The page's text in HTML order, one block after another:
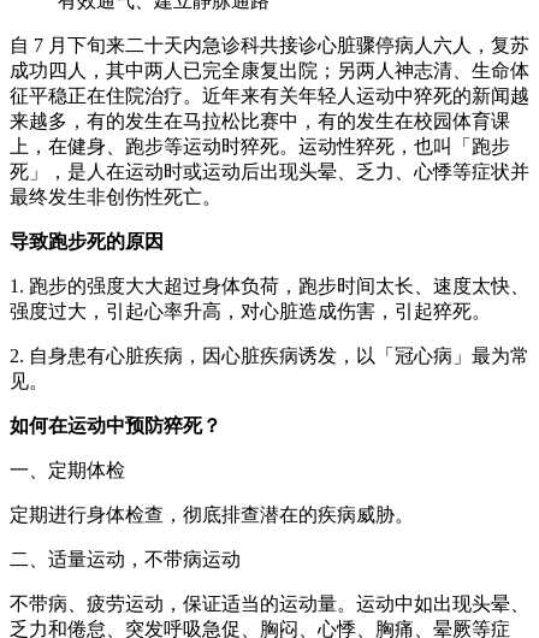
自 7 月下旬来二十天内急诊科共接诊心脏骤停病人六人，复苏
成功四人，其中两人已完全康复出院；另两人神志清、生命体
征平稳正在住院治疗。近年来有关年轻人运动中猝死的新闻越
来越多，有的发生在马拉松比赛中，有的发生在校园体育课
上，在健身、跑步等运动时猝死。运动性猝死，也叫「跑步
死」，是人在运动时或运动后出现头晕、乏力、心悸等症状并
最终发生非创伤性死亡。
导致跑步死的原因
1. 跑步的强度大大超过身体负荷，跑步时间太长、速度太快、
强度过大，引起心率升高，对心脏造成伤害，引起猝死。
2. 自身患有心脏疾病，因心脏疾病诱发，以「冠心病」最为常
见。
如何在运动中预防猝死？
一、定期体检
定期进行身体检查，彻底排查潜在的疾病威胁。
二、适量运动，不带病运动
不带病、疲劳运动，保证适当的运动量。运动中如出现头晕、
乏力和倦怠、突发呼吸急促、胸闷、心悸、胸痛、晕厥等症